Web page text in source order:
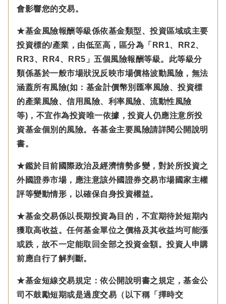
會影響您的交易。
★基金風險報酬等級係依基金類型、投資區域或主要
投資標的/產業，由低至高，區分為「RR1、RR2、
RR3、RR4、RR5」五個風險報酬等級。此等級分
類係基於一般市場狀況反映市場價格波動風險，無法
涵蓋所有風險(如：基金計價幣別匯率風險、投資標
的產業風險、信用風險、利率風險、流動性風險
等)，不宜作為投資唯一依據，投資人仍應注意所投
資基金個別的風險。各基金主要風險請詳閱公開說明
書。
★鑑於目前國際政治及經濟情勢多變，對於所投資之
外國證券市場，應注意該外國證券交易市場國家主權
評等變動情形，以確保自身投資權益。
★基金交易係以長期投資為目的，不宜期待於短期內
獲取高收益。任何基金單位之價格及其收益均可能漲
或跌，故不一定能取回全部之投資金額。投資人申購
前應自行了解判斷。
★基金短線交易規定：依公開說明書之規定，基金公
司不鼓勵短期或是過度交易（以下稱「擇時交